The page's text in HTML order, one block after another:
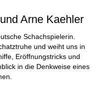
Arne Kaehler
Schachspielerin.
und weiht uns in
Eröffnungstricks und
in die Denkweise eines